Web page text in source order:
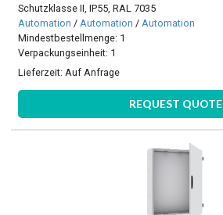
Schutzklasse II, IP55, RAL 7035
Automation / Automation / Automation
Mindestbestellmenge: 1
Verpackungseinheit: 1
Lieferzeit: Auf Anfrage
REQUEST QUOTE